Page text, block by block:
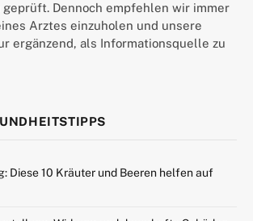
geprüft. Dennoch empfehlen wir immer
Arztes einzuholen und unsere
ergänzend, als Informationsquelle zu
Diese 10 Kräuter und Beeren helfen auf